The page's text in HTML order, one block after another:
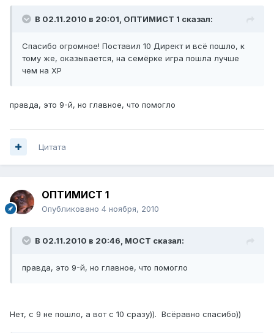
В 02.11.2010 в 20:01, ОПТИМИСТ 1 сказал:
Спасибо огромное! Поставил 10 Директ и всё пошло, к
тому же, оказывается, на семёрке игра пошла лучше
чем на XP
правда, это 9-й, но главное, что помогло
Цитата
ОПТИМИСТ 1
Опубликовано 4 ноября, 2010
В 02.11.2010 в 20:46, MOCT сказал:
правда, это 9-й, но главное, что помогло
Нет, с 9 не пошло, а вот с 10 сразу)). Всёравно спасибо))